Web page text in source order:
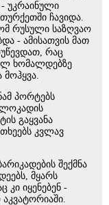
უკრაინული
ჩავიდა.
რუსული საზღვაო
- ამისათვის მათ
რაც
ხომალდებზე
მოჰყვა.
პორტებს
გაყვანა
კვლავ
შექმნა
მყარს
კი იყენებენ -